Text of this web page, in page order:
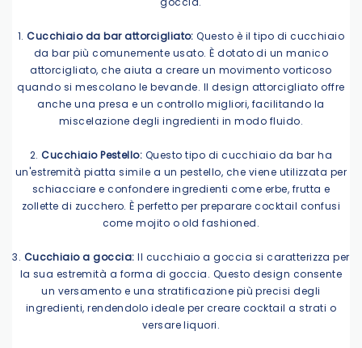
1.Cucchiaio da bar attorcigliato:Questo è il tipo di cucchiaio
da bar più comunemente usato. È dotato di un manico
attorcigliato, che aiuta a creare un movimento vorticoso
quando si mescolano le bevande. Il design attorcigliato offre
anche una presa e un controllo migliori, facilitando la
miscelazione degli ingredienti in modo fluido.
2.Cucchiaio Pestello: Questo tipo di cucchiaio da bar ha
un'estremità piatta simile a un pestello, che viene utilizzata per
schiacciare e confondere ingredienti come erbe, frutta e
zollette di zucchero. È perfetto per preparare cocktail confusi
come mojito o old fashioned.
3. Cucchiaio a goccia:Il cucchiaio a goccia si caratterizza per
la sua estremità a forma di goccia. Questo design consente
un versamento e una stratificazione più precisi degli
ingredienti, rendendolo ideale per creare cocktail a strati o
versare liquori.